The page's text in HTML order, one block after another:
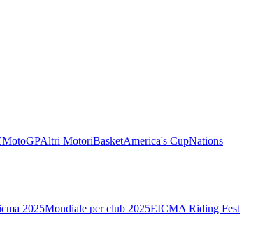
MotoGPAltri MotoriBasketAmerica's CupNations
2025Mondiale per club 2025EICMA Riding Fest